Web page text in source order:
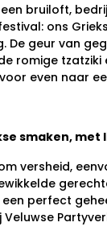
bruiloft,
ons
De geur van
romige tzatziki
even naar
smaken, met
versheid,
perfect